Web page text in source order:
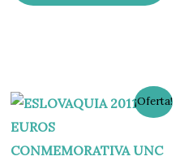
¡Oferta!
El
precio
original
era:
5,50 €.
El
precio
es:
4,50 €.